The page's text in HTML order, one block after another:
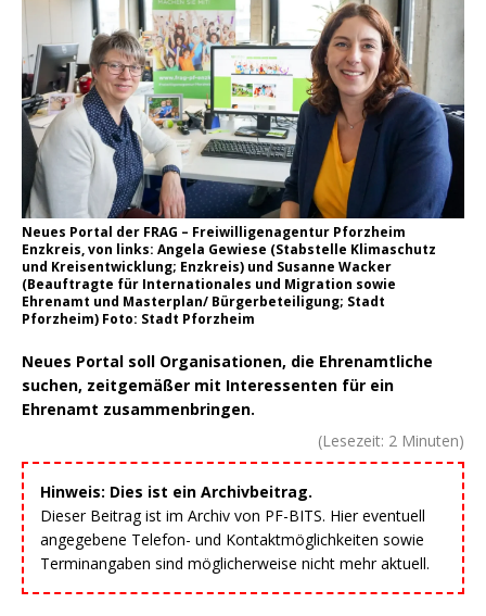
Neues Portal der FRAG – Freiwilligenagentur Pforzheim
Enzkreis, von links: Angela Gewiese (Stabstelle Klimaschutz
und Kreisentwicklung; Enzkreis) und Susanne Wacker
(Beauftragte für Internationales und Migration sowie
Ehrenamt und Masterplan/ Bürgerbeteiligung; Stadt
Pforzheim) Foto: Stadt Pforzheim
Neues Portal soll Organisationen, die Ehrenamtliche
suchen, zeitgemäßer mit Interessenten für ein
Ehrenamt zusammenbringen.
(Lesezeit: 2 Minuten)
Hinweis: Dies ist ein Archivbeitrag.
Dieser Beitrag ist im Archiv von PF-BITS. Hier eventuell
angegebene Telefon- und Kontaktmöglichkeiten sowie
Terminangaben sind möglicherweise nicht mehr aktuell.